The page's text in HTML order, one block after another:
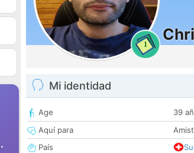
1
Mi identidad
Age
39
Aquí para
País